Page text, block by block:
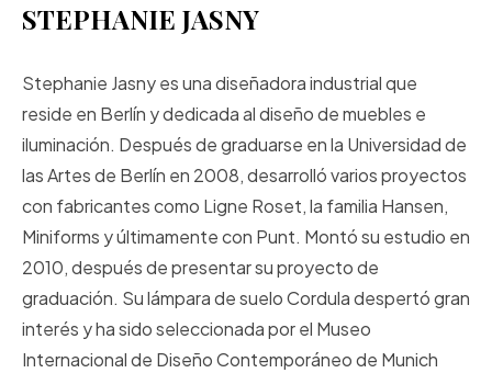
STEPHANIE JASNY
Stephanie Jasny es una diseñadora industrial que
reside en Berlín y dedicada al diseño de muebles e
iluminación. Después de graduarse en la Universidad de
las Artes de Berlín en 2008, desarrolló varios proyectos
con fabricantes como Ligne Roset, la familia Hansen,
Miniforms y últimamente con Punt. Montó su estudio en
2010, después de presentar su proyecto de
graduación. Su lámpara de suelo Cordula despertó gran
interés y ha sido seleccionada por el Museo
Internacional de Diseño Contemporáneo de Munich